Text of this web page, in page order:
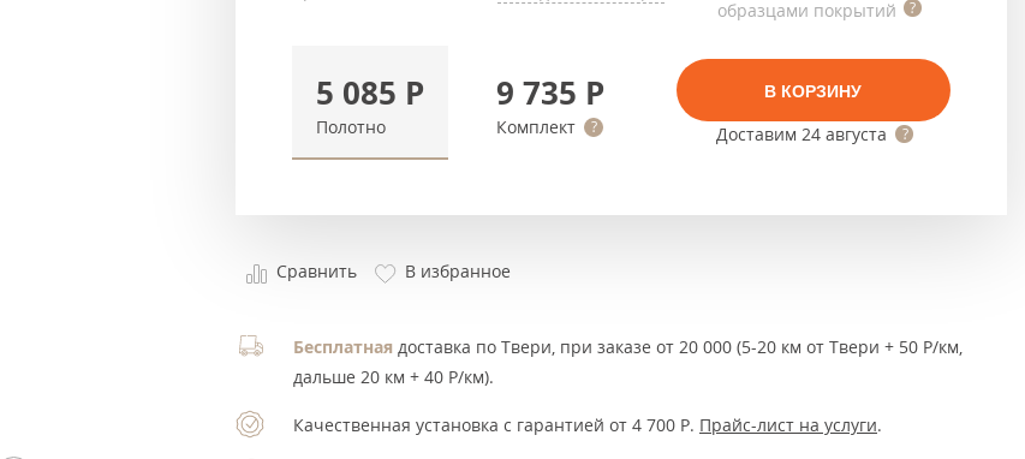
Темный
образцами покрытий
5 085 Р
Полотно
9 735 Р
Комплект
В КОРЗИНУ
Доставим24 августа
Сравнить В избранное
Бесплатная доставка по Твери, при заказе от 20 000 (5-20 км от Твери + 50 Р/км,
дальше 20 км + 40 Р/км).
Качественная установка с гарантией от 4 700 Р. Прайс-лист на услуги.